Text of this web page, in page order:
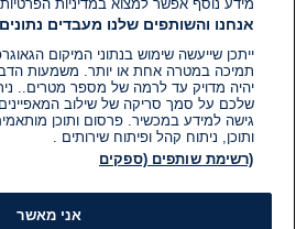
מידע נוסף אפשר למצוא במדיניות
אנחנו והשותפים שלנו מעבדים
ייתכן שייעשה שימוש בנתוני המיקום
תמיכה במטרה אחת או יותר. משמעות
יהיה מדויק עד לרמה של מספר מטרים..
שלכם על סמך סריקה של שילוב המאפיינים
גישה למידע במכשיר. פרסום ותוכן
ותוכן, ניתוח קהל ופיתוח שירותים .
(רשימת שותפים (ספקים
אני מאשר